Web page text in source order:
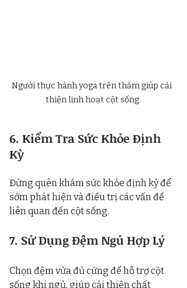
Người thực hành yoga trên thảm giúp cải
thiện linh hoạt cột sống
6. Kiểm Tra Sức Khỏe Định
Kỳ
Đừng quên khám sức khỏe định kỳ để
sớm phát hiện và điều trị các vấn đề
liên quan đến cột sống.
7. Sử Dụng Đệm Ngủ Hợp Lý
Chọn đệm vừa đủ cứng để hỗ trợ cột
sống khi ngủ, giúp cải thiện chất